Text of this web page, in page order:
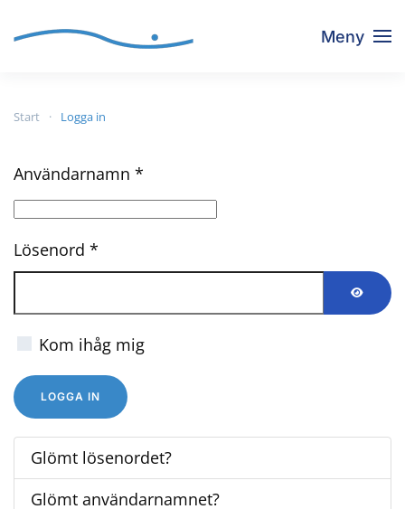
Skip to main content
Meny
Start Logga in
Användarnamn *
Lösenord *
Kom ihåg mig
LOGGA IN
Glömt lösenordet?
Glömt användarnamnet?